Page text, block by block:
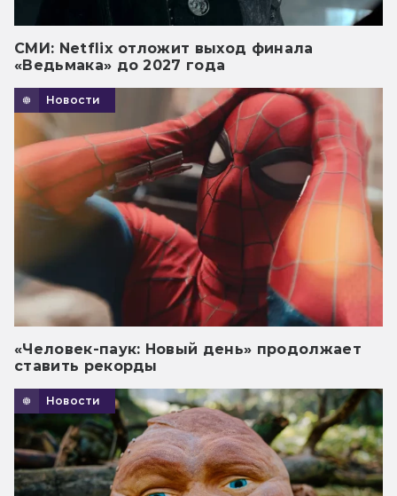
СМИ: Netflix отложит выход финала
«Ведьмака» до 2027 года
Новости
«Человек-паук: Новый день» продолжает
ставить рекорды
Новости